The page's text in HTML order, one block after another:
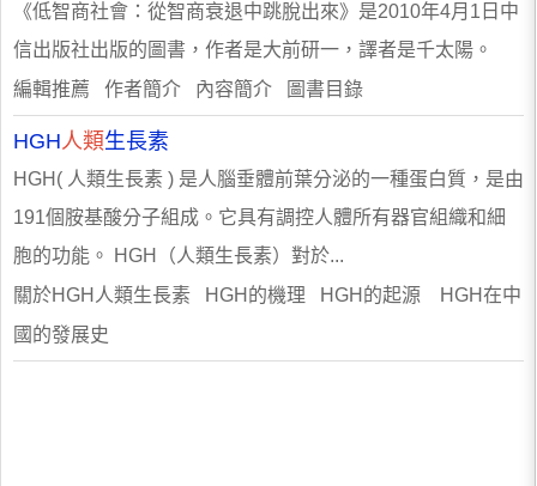
《低智商社會：從智商衰退中跳脫出來》是2010年4月1日中
信出版社出版的圖書，作者是大前研一，譯者是千太陽。
編輯推薦 作者簡介 內容簡介 圖書目錄
HGH人類生長素
HGH( 人類生長素 ) 是人腦垂體前葉分泌的一種蛋白質，是由
191個胺基酸分子組成。它具有調控人體所有器官組織和細
胞的功能。 HGH（人類生長素）對於...
關於HGH人類生長素 HGH的機理 HGH的起源 HGH在中
國的發展史